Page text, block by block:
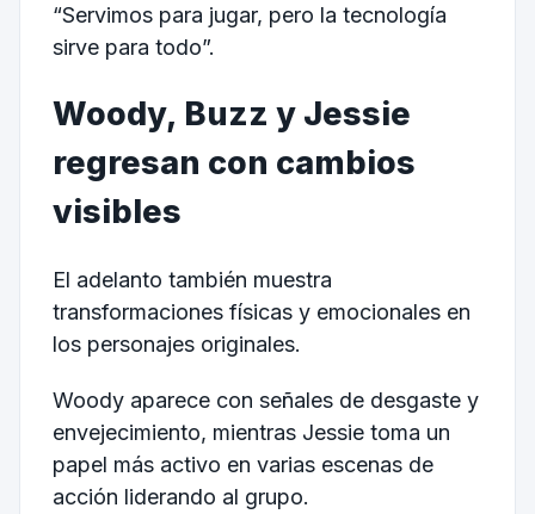
“Servimos para jugar, pero la tecnología
sirve para todo”.
Woody, Buzz y Jessie
regresan con cambios
visibles
El adelanto también muestra
transformaciones físicas y emocionales en
los personajes originales.
Woody aparece con señales de desgaste y
envejecimiento, mientras Jessie toma un
papel más activo en varias escenas de
acción liderando al grupo.